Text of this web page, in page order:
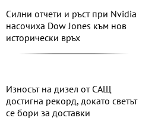
Силни отчети и ръст при Nvidia
насочиха Dow Jones към нов
исторически връх
Износът на дизел от САЩ
достигна рекорд, докато светът
се бори за доставки